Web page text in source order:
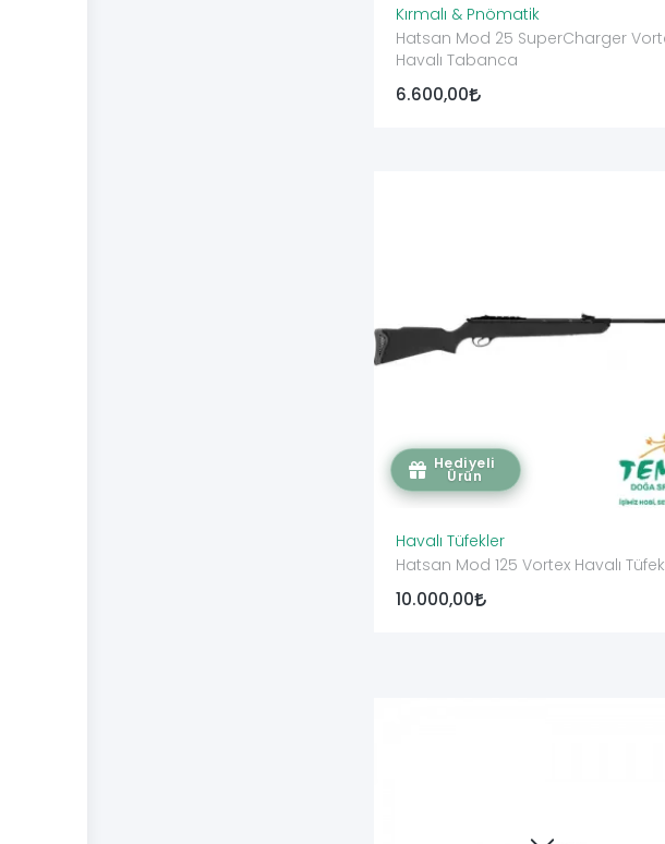
Kırmalı & Pnömatik
Hatsan Mod 25 SuperCharger Vortex
Havalı Tabanca
6.600,00
Hediyeli
Ürün
Havalı Tüfekler
Hatsan Mod 125 Vortex Havalı Tüfek
10.000,00